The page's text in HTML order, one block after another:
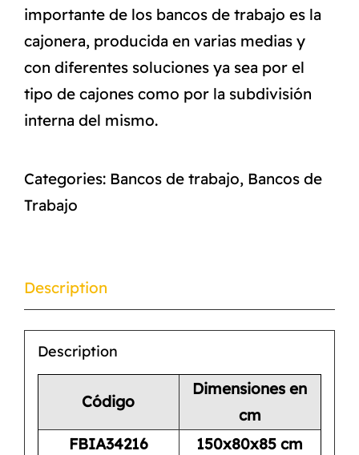
importante de los bancos de trabajo es la
cajonera, producida en varias medias y
con diferentes soluciones ya sea por el
tipo de cajones como por la subdivisión
interna del mismo.
Categories: Bancos de trabajo, Bancos de
Trabajo
Description
Description
Código
Dimensiones en
cm
FBIA34216
150x80x85 cm